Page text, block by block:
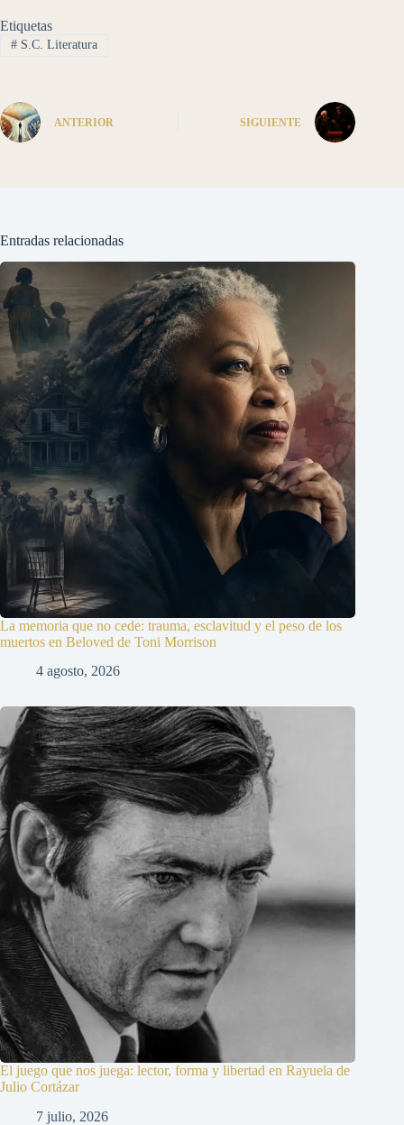
Etiquetas
#S.C. Literatura
ANTERIOR SIGUIENTE
Entradas relacionadas
La memoria que no cede: trauma, esclavitud y el peso de los
muertos en Beloved de Toni Morrison
4 agosto, 2026
El juego que nos juega: lector, forma y libertad en Rayuela de
Julio Cortázar
7 julio, 2026